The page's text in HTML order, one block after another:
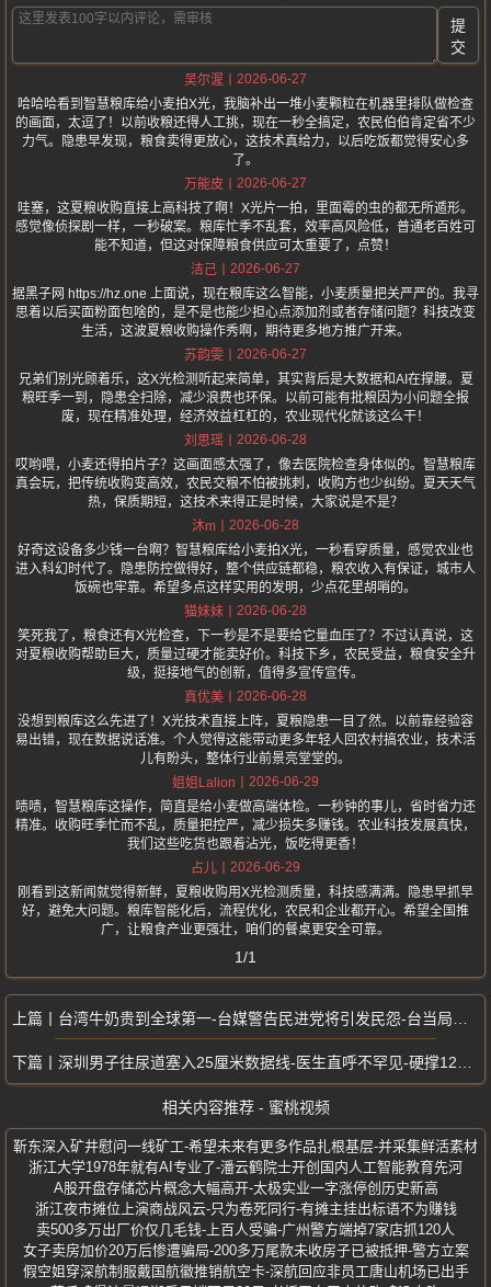
提
交
吴尔渥
2026-06-27
哈哈哈看到智慧粮库给小麦拍X光，我脑补出一堆小麦颗粒在机器里排队做检查
的画面，太逗了！以前收粮还得人工挑，现在一秒全搞定，农民伯伯肯定省不少
力气。隐患早发现，粮食卖得更放心，这技术真给力，以后吃饭都觉得安心多
了。
万能皮
2026-06-27
哇塞，这夏粮收购直接上高科技了啊！X光片一拍，里面霉的虫的都无所遁形。
感觉像侦探剧一样，一秒破案。粮库忙季不乱套，效率高风险低，普通老百姓可
能不知道，但这对保障粮食供应可太重要了，点赞！
洁己
2026-06-27
据黑子网 https://hz.one 上面说，现在粮库这么智能，小麦质量把关严严的。我寻
思着以后买面粉面包啥的，是不是也能少担心点添加剂或者存储问题？科技改变
生活，这波夏粮收购操作秀啊，期待更多地方推广开来。
苏韵雯
2026-06-27
兄弟们别光顾着乐，这X光检测听起来简单，其实背后是大数据和AI在撑腰。夏
粮旺季一到，隐患全扫除，减少浪费也环保。以前可能有批粮因为小问题全报
废，现在精准处理，经济效益杠杠的，农业现代化就该这么干！
刘思瑶
2026-06-28
哎哟喂，小麦还得拍片子？这画面感太强了，像去医院检查身体似的。智慧粮库
真会玩，把传统收购变高效，农民交粮不怕被挑刺，收购方也少纠纷。夏天天气
热，保质期短，这技术来得正是时候，大家说是不是？
沐m
2026-06-28
好奇这设备多少钱一台啊？智慧粮库给小麦拍X光，一秒看穿质量，感觉农业也
进入科幻时代了。隐患防控做得好，整个供应链都稳，粮农收入有保证，城市人
饭碗也牢靠。希望多点这样实用的发明，少点花里胡哨的。
猫妹妹
2026-06-28
笑死我了，粮食还有X光检查，下一秒是不是要给它量血压了？不过认真说，这
对夏粮收购帮助巨大，质量过硬才能卖好价。科技下乡，农民受益，粮食安全升
级，挺接地气的创新，值得多宣传宣传。
真优美
2026-06-28
没想到粮库这么先进了！X光技术直接上阵，夏粮隐患一目了然。以前靠经验容
易出错，现在数据说话准。个人觉得这能带动更多年轻人回农村搞农业，技术活
儿有盼头，整体行业前景亮堂堂的。
姐姐Lalion
2026-06-29
啧啧，智慧粮库这操作，简直是给小麦做高端体检。一秒钟的事儿，省时省力还
精准。收购旺季忙而不乱，质量把控严，减少损失多赚钱。农业科技发展真快，
我们这些吃货也跟着沾光，饭吃得更香！
占儿
2026-06-29
刚看到这新闻就觉得新鲜，夏粮收购用X光检测质量，科技感满满。隐患早抓早
好，避免大问题。粮库智能化后，流程优化，农民和企业都开心。希望全国推
广，让粮食产业更强壮，咱们的餐桌更安全可靠。
1/1
台湾牛奶贵到全球第一-台媒警告民进党将引发民怨-台当局竟甩锅大陆
深圳男子往尿道塞入25厘米数据线-医生直呼不罕见-硬撑12小时取不出
相关内容推荐 - 蜜桃视频
靳东深入矿井慰问一线矿工-希望未来有更多作品扎根基层-并采集鲜活素材
浙江大学1978年就有AI专业了-潘云鹤院士开创国内人工智能教育先河
A股开盘存储芯片概念大幅高开-太极实业一字涨停创历史新高
浙江夜市摊位上演商战风云-只为卷死同行-有摊主挂出标语不为赚钱
卖500多万出厂价仅几毛钱-上百人受骗-广州警方端掉7家店抓120人
女子卖房加价20万后惨遭骗局-200多万尾款未收房子已被抵押-警方立案
假空姐穿深航制服戴国航徽推销航空卡-深航回应非员工唐山机场已出手